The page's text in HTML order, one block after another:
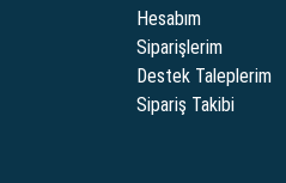
Hesabım
Siparişlerim
Destek Taleplerim
Sipariş Takibi